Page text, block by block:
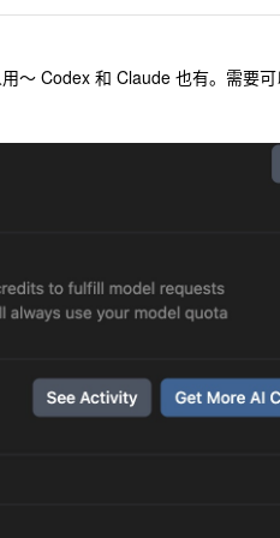
～ Codex 和 Claude 也有。需要